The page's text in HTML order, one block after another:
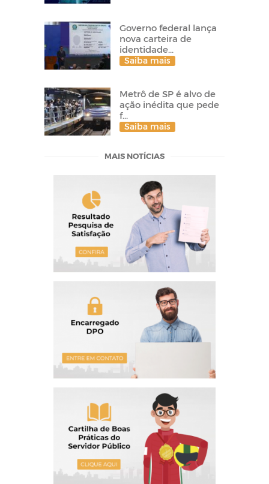
Governo federal lança
nova carteira de
identidade...
Saiba mais
Metrô de SP é alvo de
ação inédita que pede
f...
Saiba mais
MAIS NOTÍCIAS